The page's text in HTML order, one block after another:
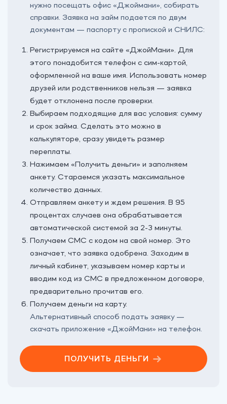
нужно посещать офис «‎Джоймани», собирать
справки. Заявка на займ подается по двум
документам — паспорту с пропиской и СНИЛС:
Регистрируемся на сайте «‎ДжойМани». Для
этого понадобится телефон с сим-картой,
оформленной на ваше имя. Использовать номер
друзей или родственников нельзя — заявка
будет отклонена после проверки.
Выбираем подходящие для вас условия: сумму
и срок займа. Сделать это можно в
калькуляторе, сразу увидеть размер
переплаты.
Нажимаем «‎Получить деньги» и заполняем
анкету. Стараемся указать максимальное
количество данных.
Отправляем анкету и ждем решения. В 95
процентах случаев она обрабатывается
автоматической системой за 2-3 минуты.
Получаем СМС с кодом на свой номер. Это
означает, что заявка одобрена. Заходим в
личный кабинет, указываем номер карты и
вводим код из СМС в предложенном договоре,
предварительно прочитав его.
Получаем деньги на карту.
Альтернативный способ подать заявку —
скачать приложение «‎ДжойМани» на телефон.
ПОЛУЧИТЬ ДЕНЬГИ